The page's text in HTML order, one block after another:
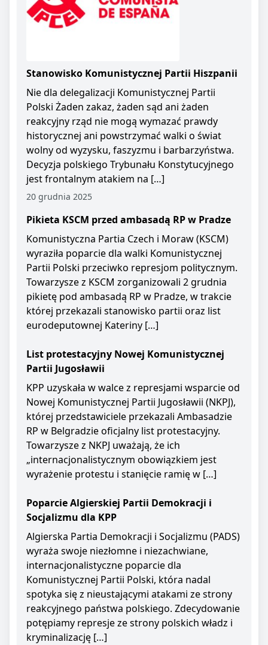
Stanowisko Komunistycznej Partii Hiszpanii
Nie dla delegalizacji Komunistycznej Partii
Polski Żaden zakaz, żaden sąd ani żaden
reakcyjny rząd nie mogą wymazać prawdy
historycznej ani powstrzymać walki o świat
wolny od wyzysku, faszyzmu i barbarzyństwa.
Decyzja polskiego Trybunału Konstytucyjnego
jest frontalnym atakiem na […]
20 grudnia 2025
Pikieta KSCM przed ambasadą RP w Pradze
Komunistyczna Partia Czech i Moraw (KSCM)
wyraziła poparcie dla walki Komunistycznej
Partii Polski przeciwko represjom politycznym.
Towarzysze z KSCM zorganizowali 2 grudnia
pikietę pod ambasadą RP w Pradze, w trakcie
której przekazali stanowisko partii oraz list
eurodeputownej Kateriny […]
List protestacyjny Nowej Komunistycznej
Partii Jugosławii
KPP uzyskała w walce z represjami wsparcie od
Nowej Komunistycznej Partii Jugosławii (NKPJ),
której przedstawiciele przekazali Ambasadzie
RP w Belgradzie oficjalny list protestacyjny.
Towarzysze z NKPJ uważają, że ich
„internacjonalistycznym obowiązkiem jest
wyrażenie protestu i stanięcie ramię w […]
Poparcie Algierskiej Partii Demokracji i
Socjalizmu dla KPP
Algierska Partia Demokracji i Socjalizmu (PADS)
wyraża swoje niezłomne i niezachwiane,
internacjonalistyczne poparcie dla
Komunistycznej Partii Polski, która nadal
spotyka się z nieustającymi atakami ze strony
reakcyjnego państwa polskiego. Zdecydowanie
potępiamy represje ze strony polskich władz i
kryminalizację […]